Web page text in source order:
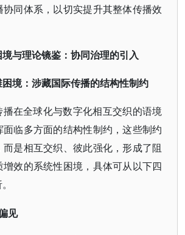
同体系，以切实提升其整体传播效
与理论镜鉴：协同治理的引入
困境：涉藏国际传播的结构性制约
播在全球化与数字化相互交织的语境
面临多方面的结构性制约，这些制约
是相互交织、彼此强化，形成了阻
效的系统性困境，具体可从以下四
见